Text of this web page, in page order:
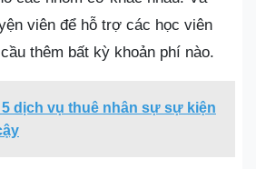
viên để hỗ trợ các học viên
thêm bất kỳ khoản phí nào.
5 dịch vụ thuê nhân sự sự kiện